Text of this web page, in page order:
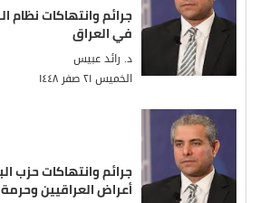
جرائم وانتهاكات نظام
في العراق
د. رائد عبيس
الخميس ٢١ صفر ١٤٤٨
جرائم وانتهاكات حزب
أعراض العراقيين